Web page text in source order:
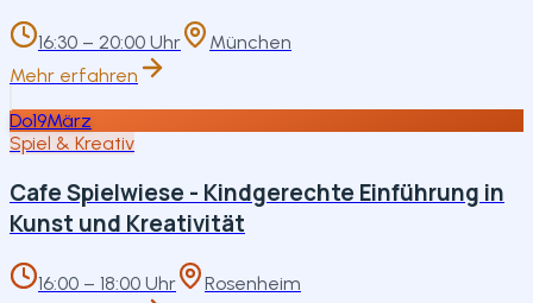
16:30 – 20:00 Uhr
München
Mehr erfahren
Do19März
Spiel & Kreativ
Cafe Spielwiese - Kindgerechte Einführung in
Kunst und Kreativität
16:00 – 18:00 Uhr
Rosenheim